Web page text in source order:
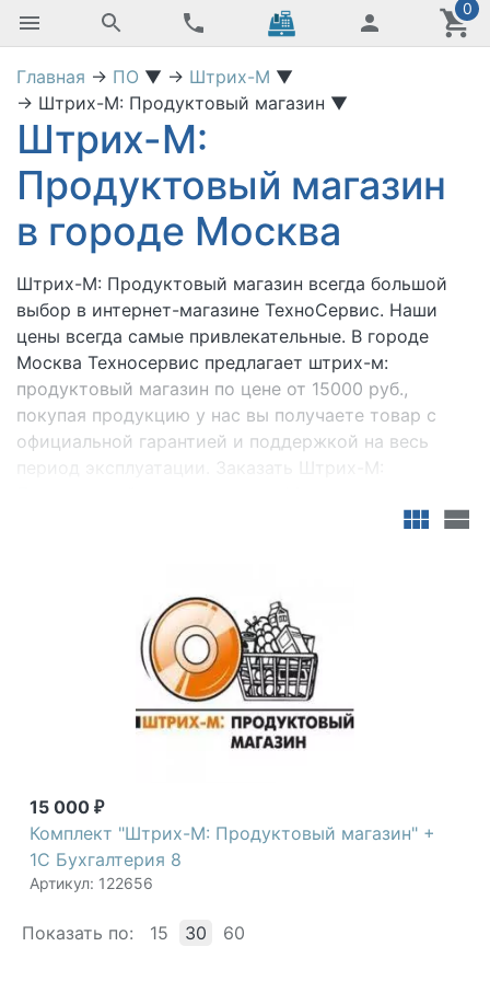
0
Главная → ПО ▼ → Штрих-М ▼
→ Штрих-М: Продуктовый магазин ▼
Штрих-М:
Продуктовый магазин
в городе Москва
Штрих-М: Продуктовый магазин всегда большой
выбор в интернет-магазине ТехноСервис. Наши
цены всегда самые привлекательные. В городе
Москва Техносервис предлагает штрих-м:
продуктовый магазин по цене от 15000 руб.,
покупая продукцию у нас вы получаете товар с
официальной гарантией и поддержкой на весь
период эксплуатации. Заказать Штрих-М:
15 000 ₽
Комплект "Штрих-М: Продуктовый магазин" +
1С Бухгалтерия 8
Артикул: 122656
Показать по: 15 30 60